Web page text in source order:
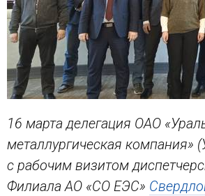
16 марта делегация ОАО
металлургическая компания»
с рабочим визитом
Филиала АО «СО ЕЭС»